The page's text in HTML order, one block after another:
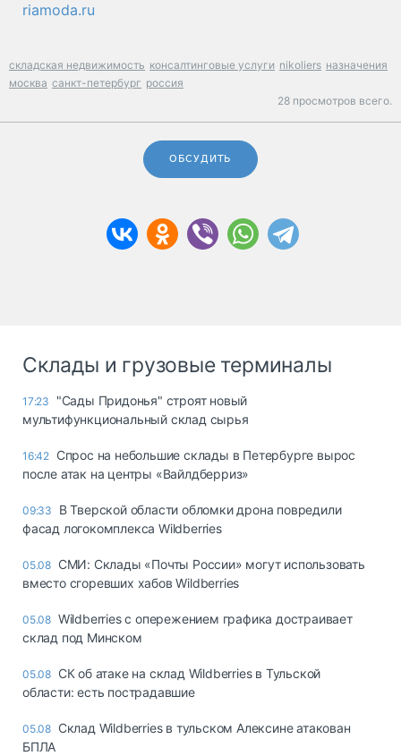
riamoda.ru
складская недвижимость консалтинговые услуги nikoliers назначения
москва санкт-петербург россия
28 просмотров всего.
ОБСУДИТЬ
Склады и грузовые терминалы
17:23
"Сады Придонья" строят новый
мультифункциональный склад сырья
16:42 Спрос на небольшие склады в Петербурге вырос
после атак на центры «Вайлдберриз»
09:33
В Тверской области обломки дрона повредили
фасад логокомплекса Wildberries
05.08 СМИ: Склады «Почты России» могут использовать
вместо сгоревших хабов Wildberries
05.08 Wildberries с опережением графика достраивает
склад под Минском
05.08 СК об атаке на склад Wildberries в Тульской
области: есть пострадавшие
05.08 Склад Wildberries в тульском Алексине атакован
БПЛА